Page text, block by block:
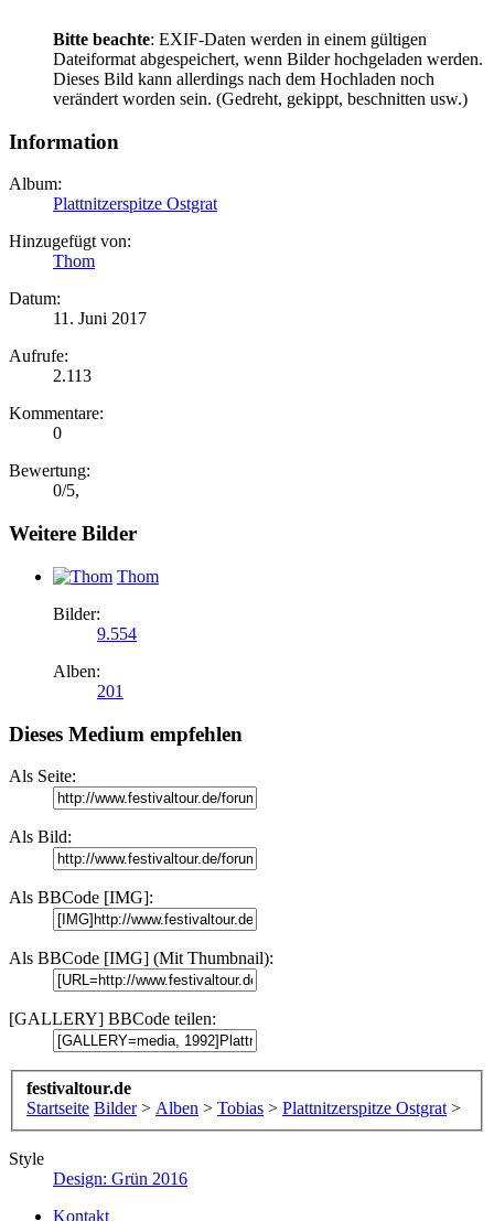
Bitte beachte: EXIF-Daten werden in einem gültigen
Dateiformat abgespeichert, wenn Bilder hochgeladen werden.
Dieses Bild kann allerdings nach dem Hochladen noch
verändert worden sein. (Gedreht, gekippt, beschnitten usw.)
Information
Album:
Plattnitzerspitze Ostgrat
Hinzugefügt von:
Thom
Datum:
11. Juni 2017
Aufrufe:
2.113
Kommentare:
0
Bewertung:
0/5,
Weitere Bilder
Thom
Bilder:
9.554
Alben:
201
Dieses Medium empfehlen
Als Seite:
Als Bild:
Als BBCode [IMG]:
Als BBCode [IMG] (Mit Thumbnail):
[GALLERY] BBCode teilen:
festivaltour.de
Startseite Bilder > Alben > Tobias > Plattnitzerspitze Ostgrat >
Style
Design: Grün 2016
Kontakt